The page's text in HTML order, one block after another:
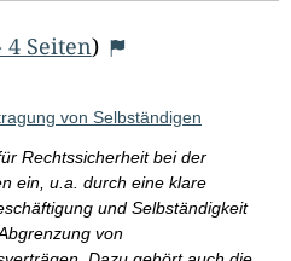
4 Seiten)
von Selbständigen
Rechtssicherheit bei der
ein, u.a. durch eine klare
und Selbständigkeit
von